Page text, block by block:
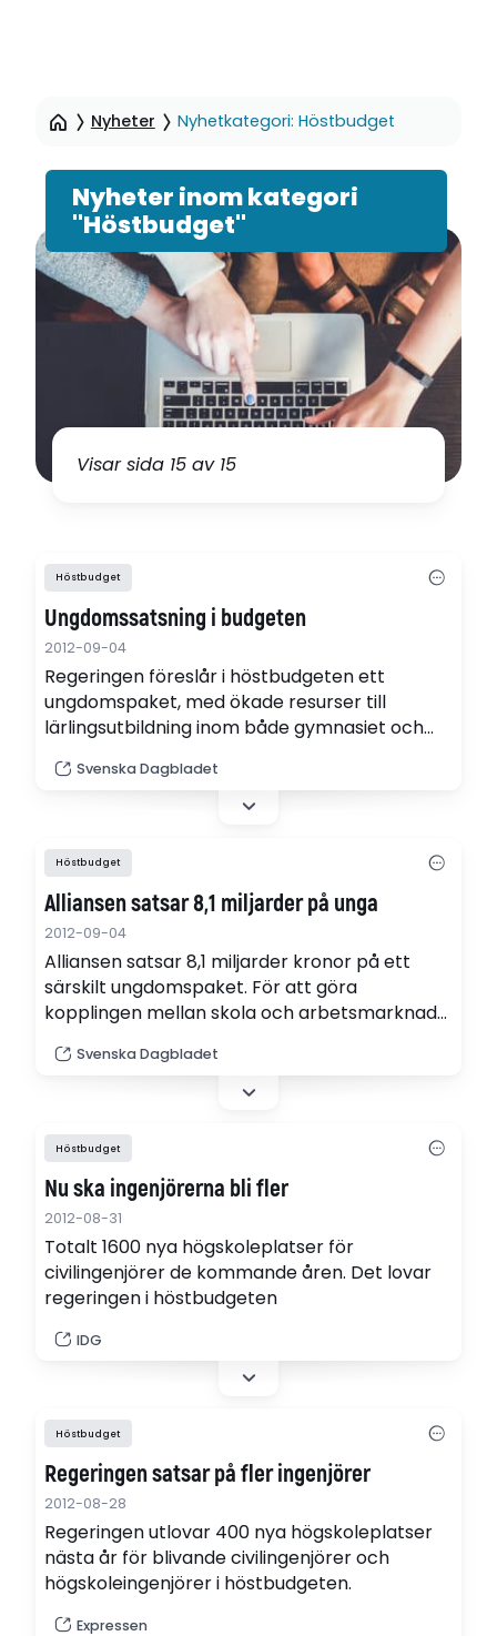
sidinnehåll
Nyheter Nyhetkategori: Höstbudget
Nyheter inom kategori
"Höstbudget"
Visar sida 15 av 15
Höstbudget
Ungdomssatsning i budgeten
2012-09-04
Regeringen föreslår i höstbudgeten ett
ungdomspaket, med ökade resurser till
lärlingsutbildning inom både gymnasiet och
Svenska Dagbladet
Höstbudget
Alliansen satsar 8,1 miljarder på unga
2012-09-04
Alliansen satsar 8,1 miljarder kronor på ett
särskilt ungdomspaket. För att göra
kopplingen mellan skola och arbetsmarknad
lärlingsutbildning inom både gymnasiet och
komvux, samt till yrkesutbildningar på
Svenska Dagbladet
Höstbudget
Nu ska ingenjörerna bli fler
2012-08-31
Totalt 1600 nya högskoleplatser för
civilingenjörer de kommande åren. Det lovar
regeringen i höstbudgeten
IDG
Höstbudget
Regeringen satsar på fler ingenjörer
2012-08-28
Regeringen utlovar 400 nya högskoleplatser
nästa år för blivande civilingenjörer och
högskoleingenjörer i höstbudgeten.
Expressen